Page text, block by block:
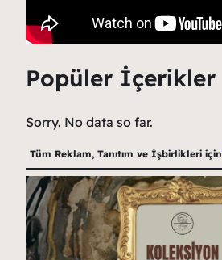
Popüler İçerikler
Sorry. No data so far.
Tüm Reklam, Tanıtım ve İşbirlikleri için